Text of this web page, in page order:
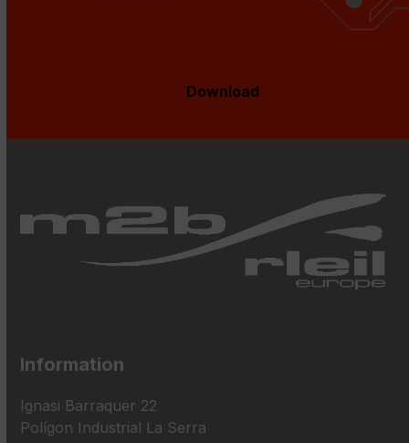
Download
Information
Ignasi Barraquer 22
Polígon Industrial La Serra